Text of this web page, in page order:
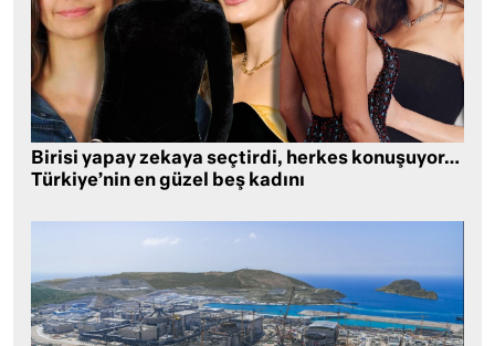
Birisi yapay zekaya seçtirdi, herkes konuşuyor…
Türkiye’nin en güzel beş kadını